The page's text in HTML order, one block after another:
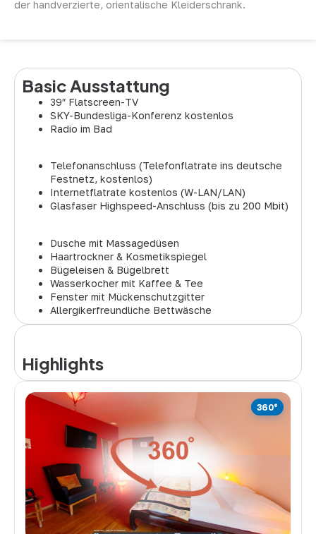
der handverzierte, orientalische Kleiderschrank.
Basic Ausstattung
39″ Flatscreen-TV
SKY-Bundesliga-Konferenz kostenlos
Radio im Bad
Telefonanschluss (Telefonflatrate ins deutsche
Festnetz, kostenlos)
Internetflatrate kostenlos (W-LAN/LAN)
Glasfaser Highspeed-Anschluss (bis zu 200 Mbit)
Dusche mit Massagedüsen
Haartrockner & Kosmetikspiegel
Bügeleisen & Bügelbrett
Wasserkocher mit Kaffee & Tee
Fenster mit Mückenschutzgitter
Allergikerfreundliche Bettwäsche
Highlights